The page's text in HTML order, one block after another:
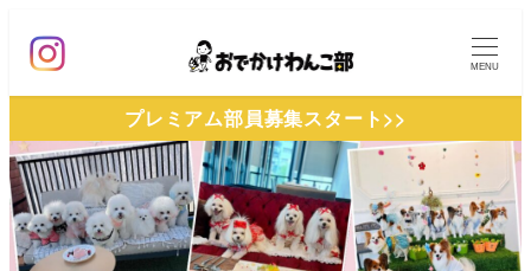
ン
ン
テ
ン
ツ
MENU
プレミアム部員募集スタート>>